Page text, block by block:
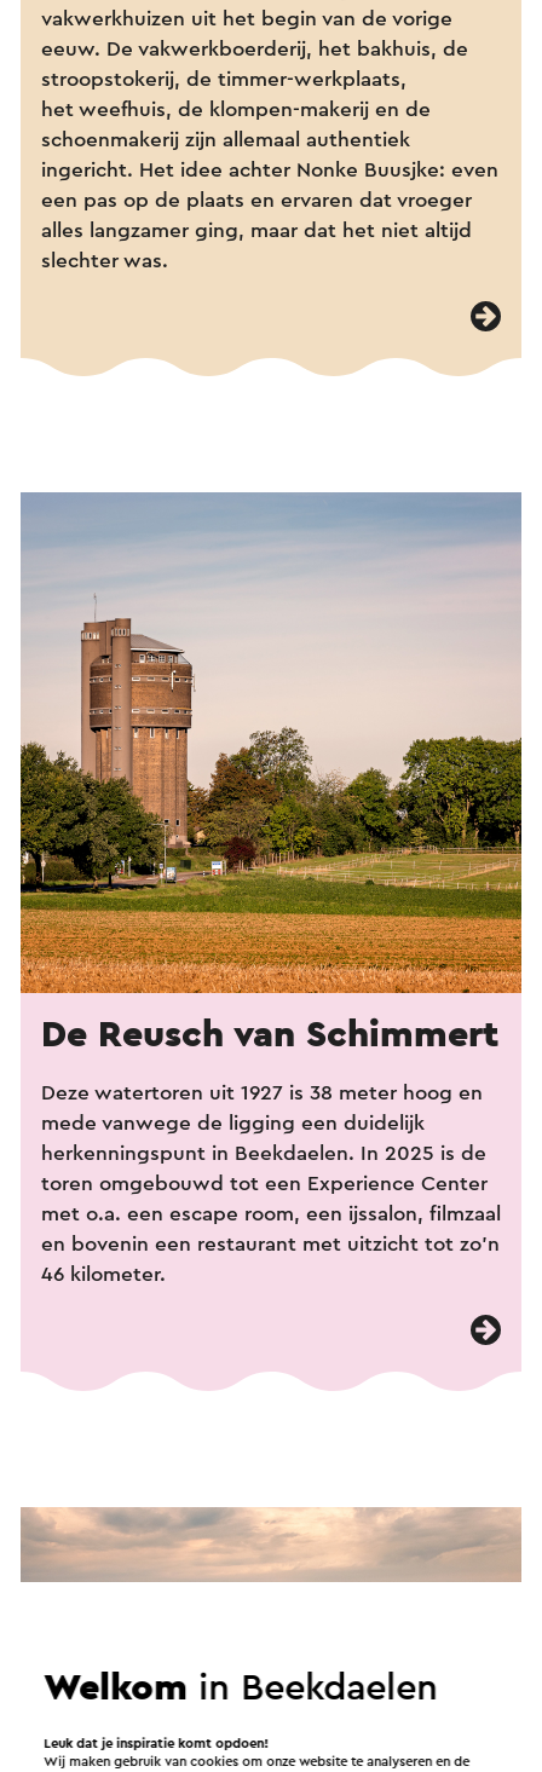
vakwerkhuizen uit het begin van de vorige
eeuw. De vakwerkboerderij, het bakhuis, de
stroopstokerij, de timmer-werkplaats,
het weefhuis, de klompen-makerij en de
schoenmakerij zijn allemaal authentiek
ingericht. Het idee achter Nonke Buusjke: even
een pas op de plaats en ervaren dat vroeger
alles langzamer ging, maar dat het niet altijd
slechter was.
De Reusch van Schimmert
Deze watertoren uit 1927 is 38 meter hoog en
mede vanwege de ligging een duidelijk
herkenningspunt in Beekdaelen. In 2025 is de
toren omgebouwd tot een Experience Center
met o.a. een escape room, een ijssalon, filmzaal
en bovenin een restaurant met uitzicht tot zo'n
46 kilometer.
Welkom in Beekdaelen
Leuk dat je inspiratie komt opdoen!
Wij maken gebruik van cookies om onze website te analyseren en de